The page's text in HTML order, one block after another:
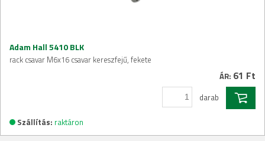
Adam Hall 5410 BLK
rack csavar M6x16 csavar kereszfejű, fekete
ÁR: 61 Ft
darab
Szállítás: raktáron